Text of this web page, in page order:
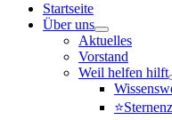
Startseite
Über uns
Aktuelles
Vorstand
Weil helfen hilft